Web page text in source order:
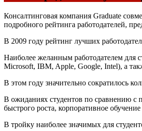
Консалтинговая компания Graduate
подробного рейтинга работодателей,
В 2009 году рейтинг лучших
Наиболее желанным работодателем для
Microsoft, IBM, Apple, Google, Intel), а
В этом году значительно сократилось
В ожиданиях студентов по сравнению с
быстрого роста, корпоративное
В тройку наиболее значимых для